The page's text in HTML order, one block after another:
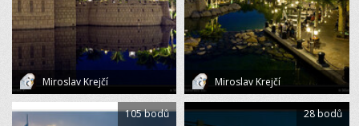
Miroslav Krejčí Miroslav Krejčí
105 bodů 28 bodů